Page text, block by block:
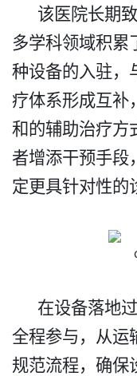
该医院长期
多学科领域积累
种设备的入驻，
疗体系形成互补
和的辅助治疗方
者增添干预手段
定更具针对性的
在设备落地
全程参与，从运
规范流程，确保